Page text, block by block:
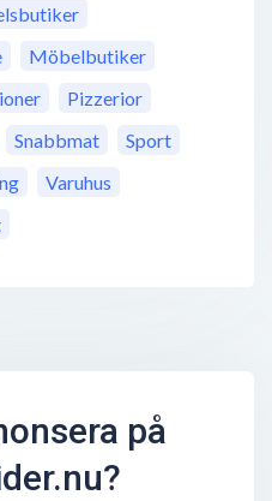
Möbelbutiker
Pizzerior
Snabbmat
Sport
Varuhus
på